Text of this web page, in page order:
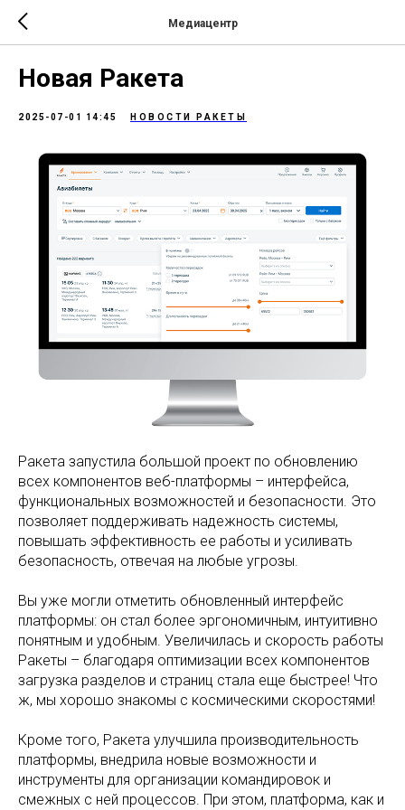
Медиацентр
Новая Ракета
2025-07-01 14:45 НОВОСТИ РАКЕТЫ
Ракета запустила большой проект по обновлению
всех компонентов веб-платформы – интерфейса,
функциональных возможностей и безопасности. Это
позволяет поддерживать надежность системы,
повышать эффективность ее работы и усиливать
безопасность, отвечая на любые угрозы.
Вы уже могли отметить обновленный интерфейс
платформы: он стал более эргономичным, интуитивно
понятным и удобным. Увеличилась и скорость работы
Ракеты – благодаря оптимизации всех компонентов
загрузка разделов и страниц стала еще быстрее! Что
ж, мы хорошо знакомы с космическими скоростями!
Кроме того, Ракета улучшила производительность
платформы, внедрила новые возможности и
инструменты для организации командировок и
смежных с ней процессов. При этом, платформа, как и